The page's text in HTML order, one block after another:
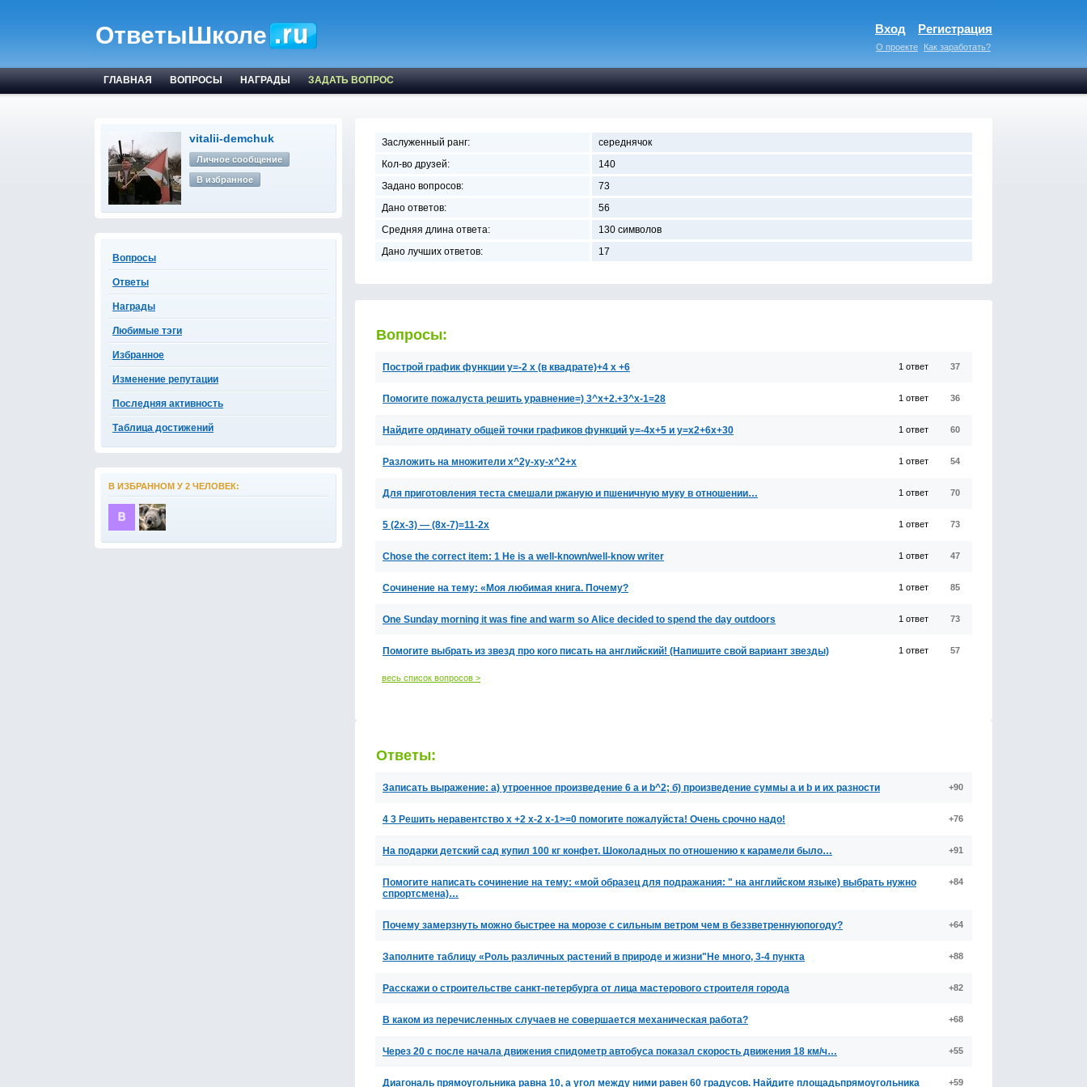
ОтветыШколе Вход Регистрация
О проекте Как заработать?
ГЛАВНАЯ ВОПРОСЫ НАГРАДЫ ЗАДАТЬ ВОПРОС
vitalii-demchuk
Личное сообщение
В избранное
Вопросы
Ответы
Награды
Любимые тэги
Избранное
Изменение репутации
Последняя активность
Таблица достижений
В ИЗБРАННОМ У 2 ЧЕЛОВЕК:
Заслуженный ранг:
середнячок
Кол-во друзей:
140
Задано вопросов:
73
Дано ответов:
56
Средняя длина ответа:
130 символов
Дано лучших ответов:
17
Вопросы:
Построй график функции у=-2 х (в квадрате)+4 х +6 1 ответ 37
Помогите пожалуста решить уравнение=) 3^x+2.+3^x-1=28 1 ответ 36
Найдите ординату общей точки графиков функций y=-4x+5 и y=x2+6x+30 1 ответ 60
Разложить на множители x^2y-xy-x^2+x 1 ответ 54
Для приготовления теста смешали ржаную и пшеничную муку в отношении… 1 ответ 70
5 (2x-3) — (8x-7)=11-2x 1 ответ 73
Chose the correct item: 1 He is a well-known/well-know writer 1 ответ 47
Сочинение на тему: «Моя любимая книга. Почему? 1 ответ 85
One Sunday morning it was fine and warm so Alice decided to spend the day outdoors 1 ответ 73
Помогите выбрать из звезд про кого писать на английский! (Напишите свой вариант звезды) 1 ответ 57
весь список вопросов >
Ответы:
Записать выражение: а) утроенное произведение 6 а и b^2; б) произведение суммы а и b и их разности +90
4 3 Решить неравентство х +2 х-2 х-1>=0 помогите пожалуйста! Очень срочно надо! +76
На подарки детский сад купил 100 кг конфет. Шоколадных по отношению к карамели было… +91
Помогите написать сочинение на тему: «мой образец для подражания: " на английском языке) выбрать нужно
спрортсмена)…
+84
Почему замерзнуть можно быстрее на морозе с сильным ветром чем в беззветреннуюпогоду? +64
Заполните таблицу «Роль различных растений в природе и жизни"Не много, 3-4 пункта +88
Расскажи о строительстве санкт-петербурга от лица мастерового строителя города +82
В каком из перечисленных случаев не совершается механическая работа? +68
Через 20 с после начала движения спидометр автобуса показал скорость движения 18 км/ч… +55
Диагональ прямоугольника равна 10, а угол между ними равен 60 градусов. Найдите площадьпрямоугольника +59